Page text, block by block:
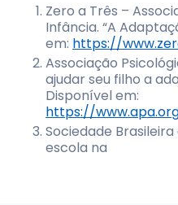
Zero a Três –
Infância. “A
em: https://
Associação
ajudar seu filho a
Disponível em:
https://
Sociedade
escola na